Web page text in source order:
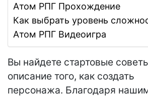
Атом РПГ Прохождение
Как выбрать уровень
Атом РПГ Видеоигра
Вы найдете стартовые
описание того, как создать
персонажа. Благодаря